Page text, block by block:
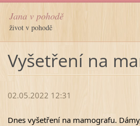
Jana v pohodě
život v pohodě
Vyšetření na
02.05.2022 12:31
Dnes vyšetření na mamografu.